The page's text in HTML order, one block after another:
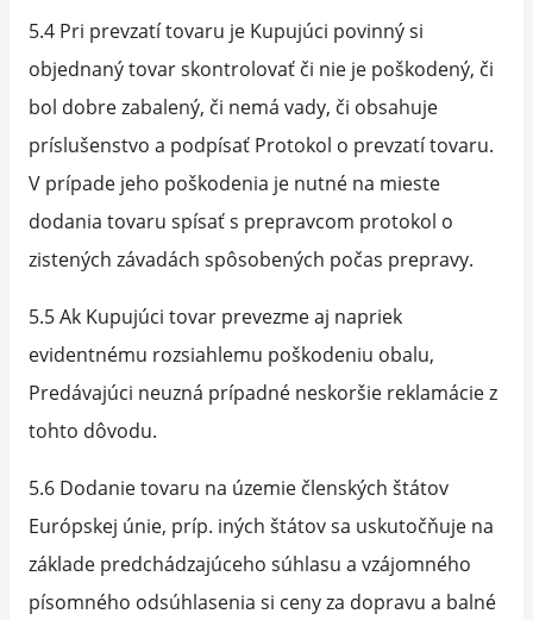
5.4 Pri prevzatí tovaru je Kupujúci povinný si
objednaný tovar skontrolovať či nie je poškodený, či
bol dobre zabalený, či nemá vady, či obsahuje
príslušenstvo a podpísať Protokol o prevzatí tovaru.
V prípade jeho poškodenia je nutné na mieste
dodania tovaru spísať s prepravcom protokol o
zistených závadách spôsobených počas prepravy.
5.5 Ak Kupujúci tovar prevezme aj napriek
evidentnému rozsiahlemu poškodeniu obalu,
Predávajúci neuzná prípadné neskoršie reklamácie z
tohto dôvodu.
5.6 Dodanie tovaru na územie členských štátov
Európskej únie, príp. iných štátov sa uskutočňuje na
základe predchádzajúceho súhlasu a vzájomného
písomného odsúhlasenia si ceny za dopravu a balné